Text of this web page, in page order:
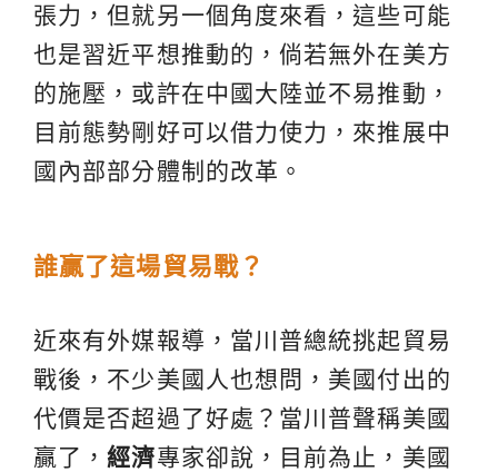
張力，但就另一個角度來看，這些可能
也是習近平想推動的，倘若無外在美方
的施壓，或許在中國大陸並不易推動，
目前態勢剛好可以借力使力，來推展中
國內部部分體制的改革。
誰贏了這場貿易戰？
近來有外媒報導，當川普總統挑起貿易
戰後，不少美國人也想問，美國付出的
代價是否超過了好處？當川普聲稱美國
贏了，經濟專家卻說，目前為止，美國